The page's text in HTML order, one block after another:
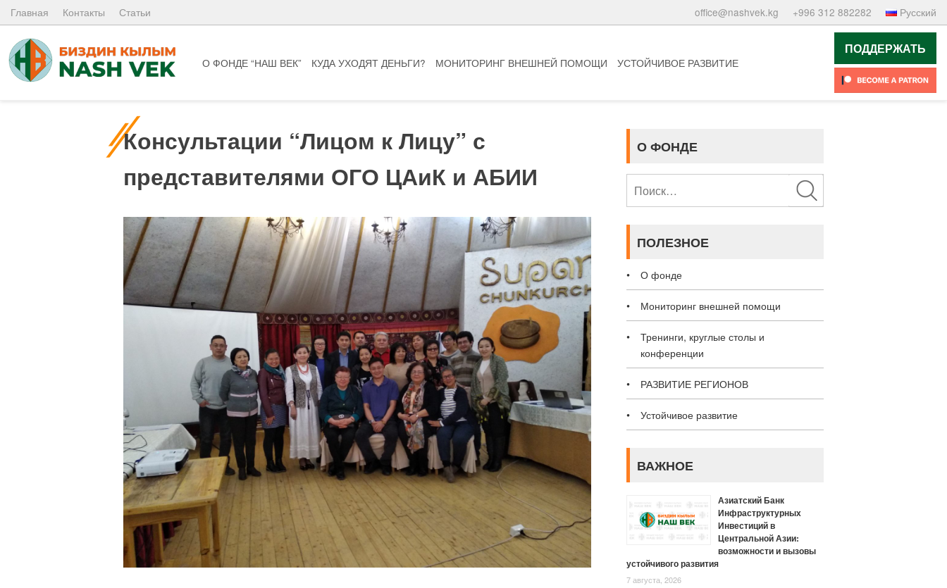
Skip
to
content
Главная Контакты Статьи office@nashvek.kg +996 312 882282 Русский
О ФОНДЕ “НАШ ВЕК” КУДА УХОДЯТ ДЕНЬГИ? МОНИТОРИНГ ВНЕШНЕЙ ПОМОЩИ УСТОЙЧИВОЕ РАЗВИТИЕ
ПОДДЕРЖАТЬ
Консультации “Лицом к Лицу” с
представителями ОГО ЦАиК и АБИИ
О ФОНДЕ
ПОЛЕЗНОЕ
О фонде
Мониторинг внешней помощи
Тренинги, круглые столы и
конференции
РАЗВИТИЕ РЕГИОНОВ
Устойчивое развитие
ВАЖНОЕ
Азиатский Банк
Инфраструктурных
Инвестиций в
Центральной Азии:
возможности и вызовы
устойчивого развития
7 августа, 2026